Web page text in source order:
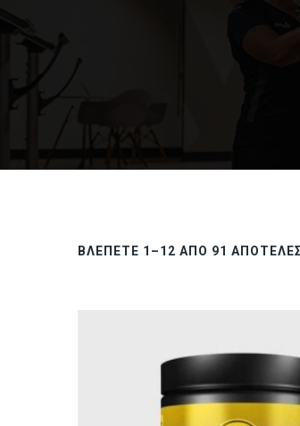
ΒΛΈΠΕΤΕ 1–12 ΑΠΌ 91